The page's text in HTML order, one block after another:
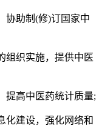
协助制(修)订国家中
组织实施，提供中医
提高中医药统计质量;
化建设，强化网络和